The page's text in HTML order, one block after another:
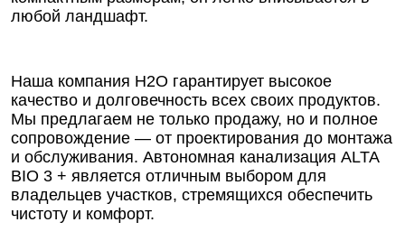
любой ландшафт.
Наша компания Н2О гарантирует высокое
качество и долговечность всех своих продуктов.
Мы предлагаем не только продажу, но и полное
сопровождение — от проектирования до монтажа
и обслуживания. Автономная канализация ALTA
BIO 3 + является отличным выбором для
владельцев участков, стремящихся обеспечить
чистоту и комфорт.